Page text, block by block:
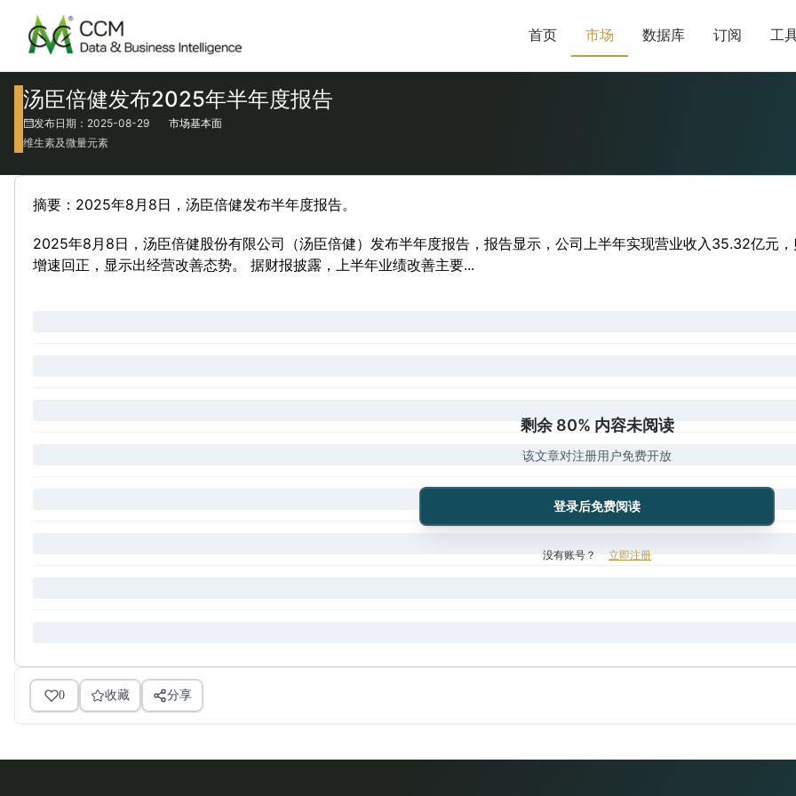
首页 市场 数据库 订阅 工
汤臣倍健发布2025年半年度报告
发布日期：2025-08-29
市场基本面
维生素及微量元素
摘要：2025年8月8日，汤臣倍健发布半年度报告。
2025年8月8日，汤臣倍健股份有限公司（汤臣倍健）发布半年度报告，报告显示，公司上半年实现营业收入35.32亿元
增速回正，显示出经营改善态势。 据财报披露，上半年业绩改善主要...
剩余 80% 内容未阅读
该文章对注册用户免费开放
登录后免费阅读
没有账号？ 立即注册
0 收藏 分享